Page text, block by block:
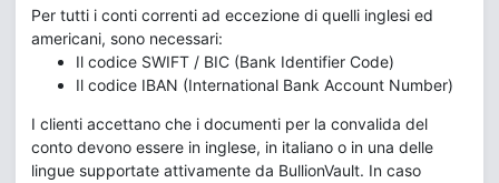
Per tutti i conti correnti ad eccezione di quelli inglesi ed
americani, sono necessari:
Il codice SWIFT / BIC (Bank Identifier Code)
Il codice IBAN (International Bank Account Number)
I clienti accettano che i documenti per la convalida del
conto devono essere in inglese, in italiano o in una delle
lingue supportate attivamente da BullionVault. In caso